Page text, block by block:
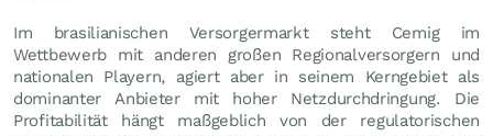
Im brasilianischen Versorgermarkt steht Cemig im
Wettbewerb mit anderen großen Regionalversorgern und
nationalen Playern, agiert aber in seinem Kerngebiet als
dominanter Anbieter mit hoher Netzdurchdringung. Die
Profitabilität hängt maßgeblich von der regulatorischen